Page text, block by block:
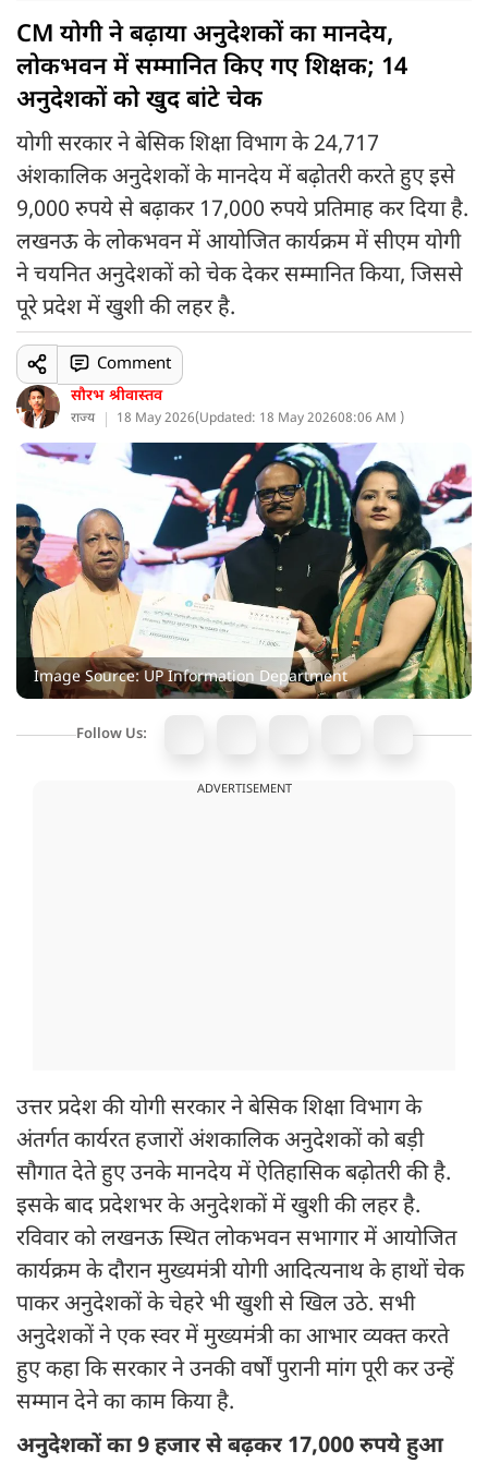
CM योगी ने बढ़ाया अनुदेशकों का मानदेय,
लोकभवन में सम्मानित किए गए शिक्षक; 14
अनुदेशकों को खुद बांटे चेक
योगी सरकार ने बेसिक शिक्षा विभाग के 24,717
अंशकालिक अनुदेशकों के मानदेय में बढ़ोतरी करते हुए इसे
9,000 रुपये से बढ़ाकर 17,000 रुपये प्रतिमाह कर दिया है.
लखनऊ के लोकभवन में आयोजित कार्यक्रम में सीएम योगी
ने चयनित अनुदेशकों को चेक देकर सम्मानित किया, जिससे
पूरे प्रदेश में खुशी की लहर है.
सौरभ श्रीवास्तव
राज्य 18 May 2026(Updated: 18 May 202608:06 AM )
Comment
Image Source: UP Information Department
Follow Us:
ADVERTISEMENT
उत्तर प्रदेश की योगी सरकार ने बेसिक शिक्षा विभाग के
अंतर्गत कार्यरत हजारों अंशकालिक अनुदेशकों को बड़ी
सौगात देते हुए उनके मानदेय में ऐतिहासिक बढ़ोतरी की है.
इसके बाद प्रदेशभर के अनुदेशकों में खुशी की लहर है.
रविवार को लखनऊ स्थित लोकभवन सभागार में आयोजित
कार्यक्रम के दौरान मुख्यमंत्री योगी आदित्यनाथ के हाथों चेक
पाकर अनुदेशकों के चेहरे भी खुशी से खिल उठे. सभी
अनुदेशकों ने एक स्वर में मुख्यमंत्री का आभार व्यक्त करते
हुए कहा कि सरकार ने उनकी वर्षों पुरानी मांग पूरी कर उन्हें
सम्मान देने का काम किया है.
अनुदेशकों का 9 हजार से बढ़कर 17,000 रुपये हुआ